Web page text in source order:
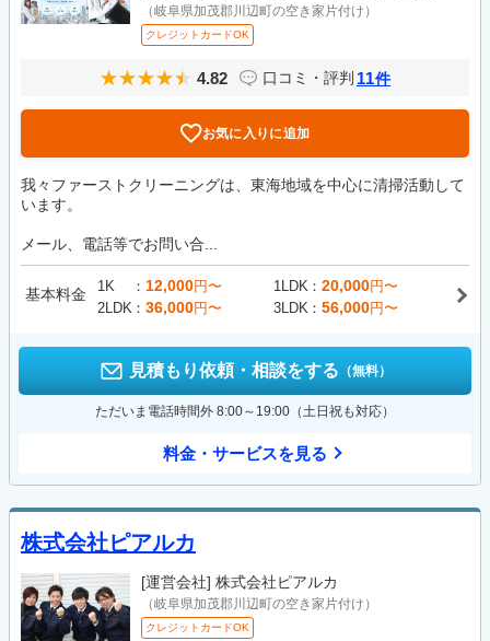
（岐阜県加茂郡川辺町の空き家片付け）
クレジットカードOK
4.82 口コミ・評判 11件
お気に入りに追加
我々ファーストクリーニングは、東海地域を中心に清掃活動して
います。
メール、電話等でお問い合...
基本料金 1K 12,000円〜 1LDK 20,000円〜
2LDK
36,000円〜 3LDK 56,000円〜
見積もり依頼・相談をする （無料）
ただいま電話時間外 8:00～19:00（土日祝も対応）
料金・サービスを見る
株式会社ピアルカ
[運営会社] 株式会社ピアルカ
（岐阜県加茂郡川辺町の空き家片付け）
クレジットカードOK